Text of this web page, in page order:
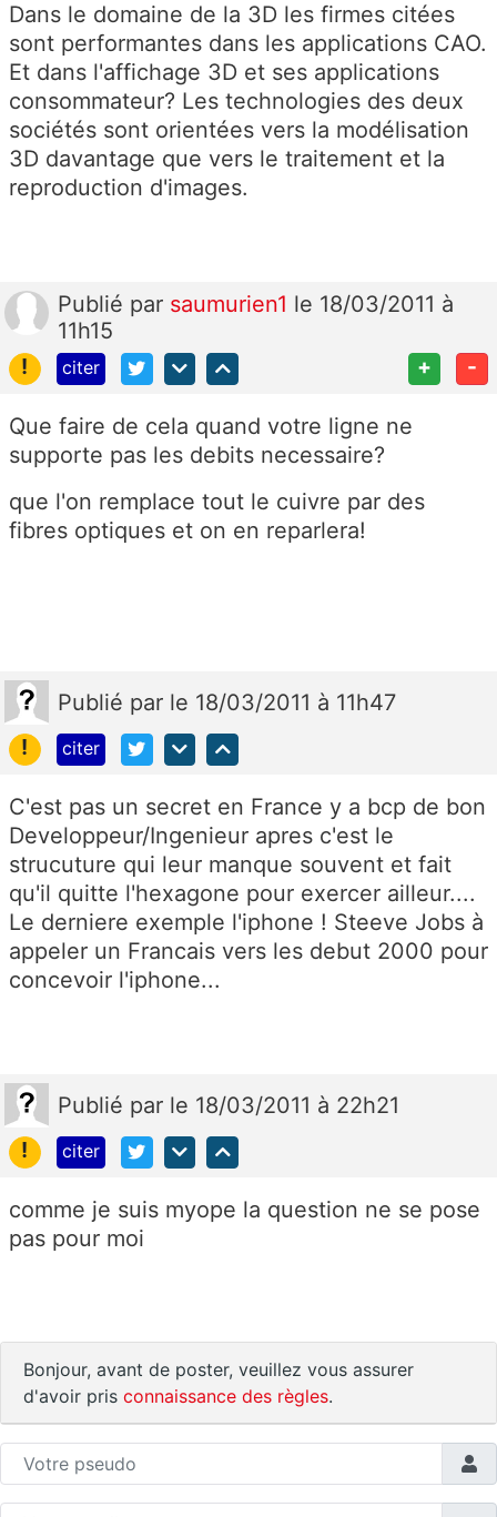
Dans le domaine de la 3D les firmes citées
sont performantes dans les applications CAO.
Et dans l'affichage 3D et ses applications
consommateur? Les technologies des deux
sociétés sont orientées vers la modélisation
3D davantage que vers le traitement et la
reproduction d'images.
Publié par saumurien1 le 18/03/2011 à
11h15
!
citer + -
Que faire de cela quand votre ligne ne
supporte pas les debits necessaire?
que l'on remplace tout le cuivre par des
fibres optiques et on en reparlera!
Publié par le 18/03/2011 à 11h47
!
citer
C'est pas un secret en France y a bcp de bon
Developpeur/Ingenieur apres c'est le
strucuture qui leur manque souvent et fait
qu'il quitte l'hexagone pour exercer ailleur....
Le derniere exemple l'iphone ! Steeve Jobs à
appeler un Francais vers les debut 2000 pour
concevoir l'iphone...
Publié par le 18/03/2011 à 22h21
!
citer
comme je suis myope la question ne se pose
pas pour moi
Bonjour, avant de poster, veuillez vous assurer
d'avoir pris connaissance des règles.